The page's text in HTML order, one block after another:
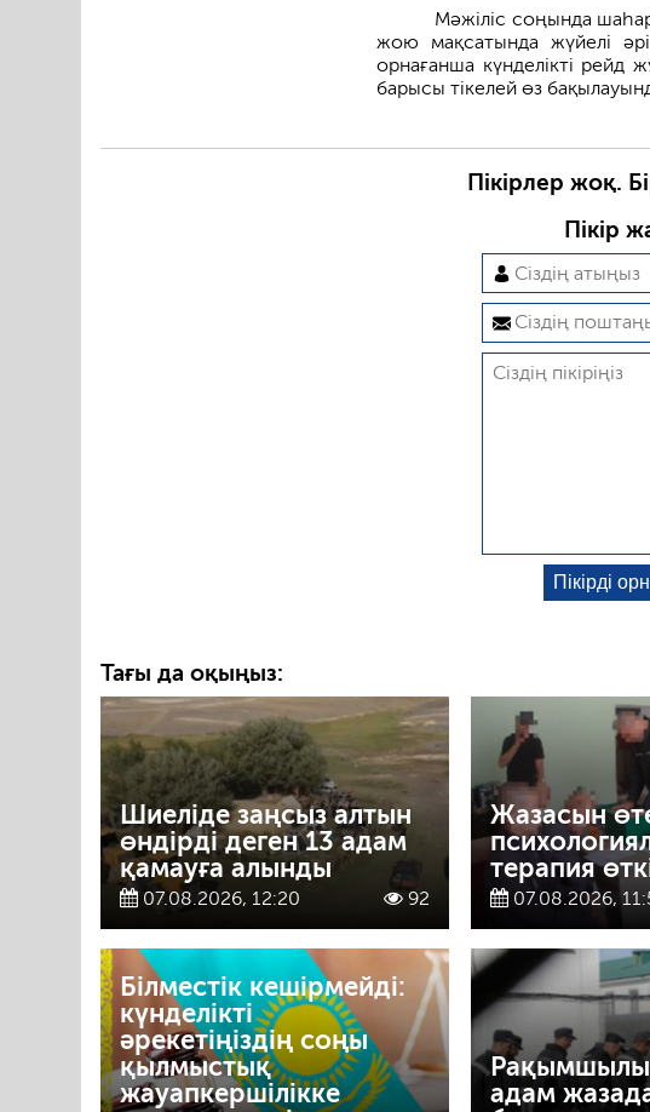
Мәжіліс соңында
жою мақсатында жүйелі
орнағанша күнделікті рейд
барысы тікелей өз
Пікірлер жоқ.
Пікір
Тағы да оқыңыз:
Шиеліде заңсыз алтын
өндірді деген 13 адам
қамауға алынды
07.08.2026, 12:20 92
Жазасын
терапия
07.08.2026,
Білместік кешірмейді:
күнделікті
әрекетіңіздің соңы
қылмыстық
жауапкершілікке
адам